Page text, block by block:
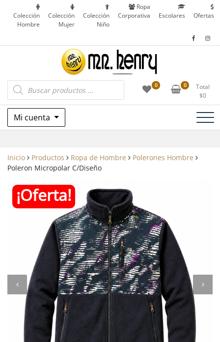
contenido
Colección
Hombre
Colección
Mujer
Colección
Niño
Ropa
Corporativa
Escolares Ofertas
Mr. Henry
Ropa Corporativa, Outdoor, Uniformes
Escolares y más en Patronato, Recoleta – Chile
Búsqueda
de
productos
0 0
Total
$0
Mi cuenta
Inicio Productos Ropa de Hombre
Polerones Hombre
Poleron Micropolar C/Diseño
¡Oferta!